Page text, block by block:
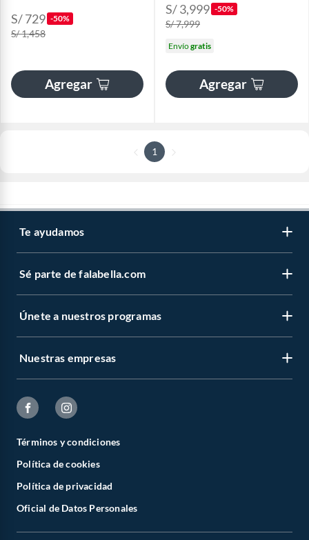
S/ 729 -50%
S/ 1,458
Agregar
S/ 3,999 -50%
S/ 7,999
Envíogratis
Agregar
1
Te ayudamos
Sé parte de falabella.com
Únete a nuestros programas
Nuestras empresas
Términos y condiciones
Política de cookies
Política de privacidad
Oficial de Datos Personales